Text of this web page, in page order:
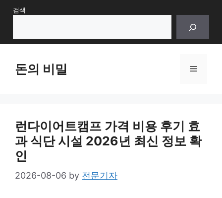
Skip검색
돈의 비밀 Menu
런다이어트캠프 가격 비용 후기 효
과 식단 시설 2026년 최신 정보 확
인
2026-08-06 by 전문기자